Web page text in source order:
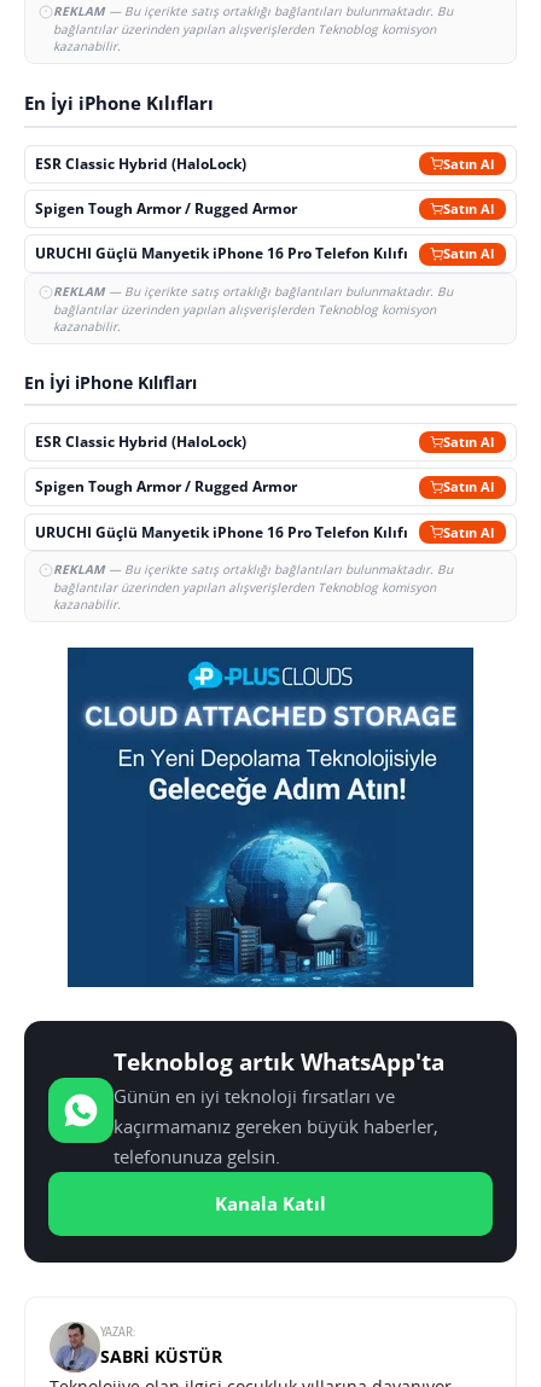
REKLAM— Bu içerikte satış ortaklığı bağlantıları bulunmaktadır. Bu
bağlantılar üzerinden yapılan alışverişlerden Teknoblog komisyon
kazanabilir.
En İyi iPhone Kılıfları
ESR Classic Hybrid (HaloLock) Satın Al
Spigen Tough Armor / Rugged Armor Satın Al
URUCHI Güçlü Manyetik iPhone 16 Pro Telefon Kılıfı Satın Al
REKLAM— Bu içerikte satış ortaklığı bağlantıları bulunmaktadır. Bu
bağlantılar üzerinden yapılan alışverişlerden Teknoblog komisyon
kazanabilir.
En İyi iPhone Kılıfları
ESR Classic Hybrid (HaloLock) Satın Al
Spigen Tough Armor / Rugged Armor Satın Al
URUCHI Güçlü Manyetik iPhone 16 Pro Telefon Kılıfı Satın Al
REKLAM— Bu içerikte satış ortaklığı bağlantıları bulunmaktadır. Bu
bağlantılar üzerinden yapılan alışverişlerden Teknoblog komisyon
kazanabilir.
Teknoblog artık WhatsApp'ta
Günün en iyi teknoloji fırsatları ve
kaçırmamanız gereken büyük haberler,
telefonunuza gelsin.
Kanala Katıl
YAZAR:
SABRI KÜSTÜR